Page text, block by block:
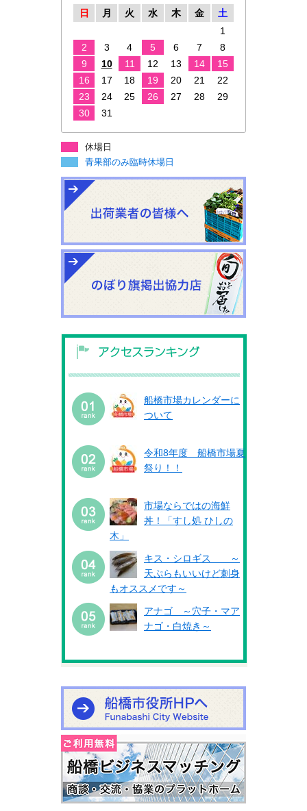
日
月 火 水 木 金
土
1
2
3 4 5 6 7
8
9
10 11 12 13 14
15
16
17 18 19 20 21
22
23
24 25 26 27 28
29
30
31
休場日
青果部のみ臨時休場日
船橋市場カレンダーに
ついて
令和8年度 船橋市場夏
祭り！！
市場ならではの海鮮
丼！「すし処 ひしの
木」
キス・シロギス ～
天ぷらもいいけど刺身
もオススメです～
アナゴ ～穴子・マア
ナゴ・白焼き～